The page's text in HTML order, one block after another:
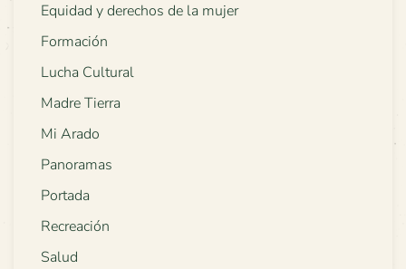
Equidad y derechos de la mujer
Formación
Lucha Cultural
Madre Tierra
Mi Arado
Panoramas
Portada
Recreación
Salud